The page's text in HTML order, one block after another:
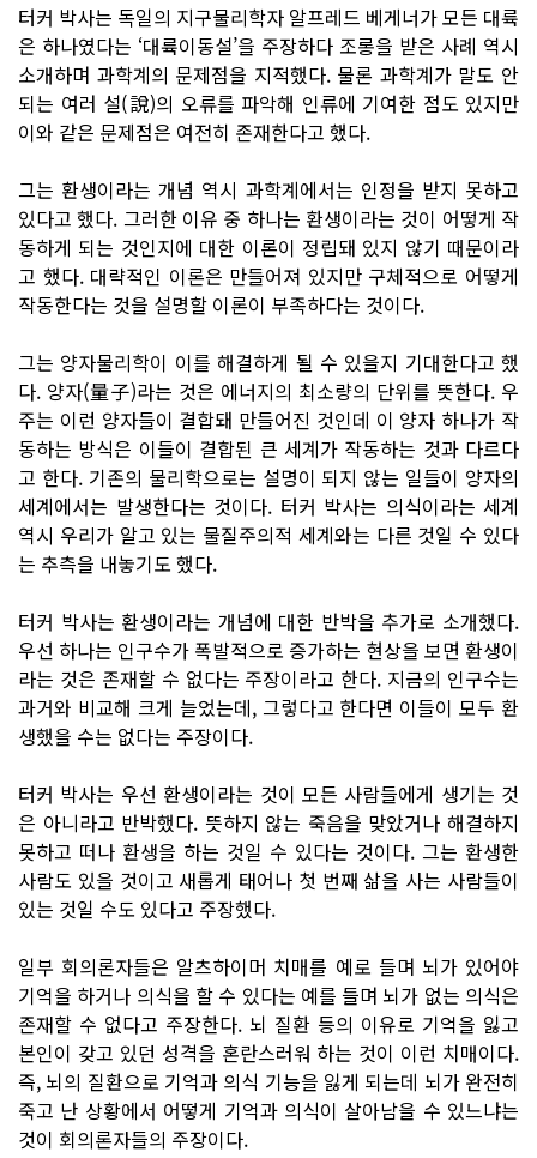
터커 박사는 독일의 지구물리학자 알프레드 베게너가 모든 대륙
은 하나였다는 ‘대륙이동설’을 주장하다 조롱을 받은 사례 역시
소개하며 과학계의 문제점을 지적했다. 물론 과학계가 말도 안
되는 여러 설(說)의 오류를 파악해 인류에 기여한 점도 있지만
이와 같은 문제점은 여전히 존재한다고 했다.
그는 환생이라는 개념 역시 과학계에서는 인정을 받지 못하고
있다고 했다. 그러한 이유 중 하나는 환생이라는 것이 어떻게 작
동하게 되는 것인지에 대한 이론이 정립돼 있지 않기 때문이라
고 했다. 대략적인 이론은 만들어져 있지만 구체적으로 어떻게
작동한다는 것을 설명할 이론이 부족하다는 것이다.
그는 양자물리학이 이를 해결하게 될 수 있을지 기대한다고 했
다. 양자(量子)라는 것은 에너지의 최소량의 단위를 뜻한다. 우
주는 이런 양자들이 결합돼 만들어진 것인데 이 양자 하나가 작
동하는 방식은 이들이 결합된 큰 세계가 작동하는 것과 다르다
고 한다. 기존의 물리학으로는 설명이 되지 않는 일들이 양자의
세계에서는 발생한다는 것이다. 터커 박사는 의식이라는 세계
역시 우리가 알고 있는 물질주의적 세계와는 다른 것일 수 있다
는 추측을 내놓기도 했다.
터커 박사는 환생이라는 개념에 대한 반박을 추가로 소개했다.
우선 하나는 인구수가 폭발적으로 증가하는 현상을 보면 환생이
라는 것은 존재할 수 없다는 주장이라고 한다. 지금의 인구수는
과거와 비교해 크게 늘었는데, 그렇다고 한다면 이들이 모두 환
생했을 수는 없다는 주장이다.
터커 박사는 우선 환생이라는 것이 모든 사람들에게 생기는 것
은 아니라고 반박했다. 뜻하지 않는 죽음을 맞았거나 해결하지
못하고 떠나 환생을 하는 것일 수 있다는 것이다. 그는 환생한
사람도 있을 것이고 새롭게 태어나 첫 번째 삶을 사는 사람들이
있는 것일 수도 있다고 주장했다.
일부 회의론자들은 알츠하이머 치매를 예로 들며 뇌가 있어야
기억을 하거나 의식을 할 수 있다는 예를 들며 뇌가 없는 의식은
존재할 수 없다고 주장한다. 뇌 질환 등의 이유로 기억을 잃고
본인이 갖고 있던 성격을 혼란스러워 하는 것이 이런 치매이다.
즉, 뇌의 질환으로 기억과 의식 기능을 잃게 되는데 뇌가 완전히
죽고 난 상황에서 어떻게 기억과 의식이 살아남을 수 있느냐는
것이 회의론자들의 주장이다.